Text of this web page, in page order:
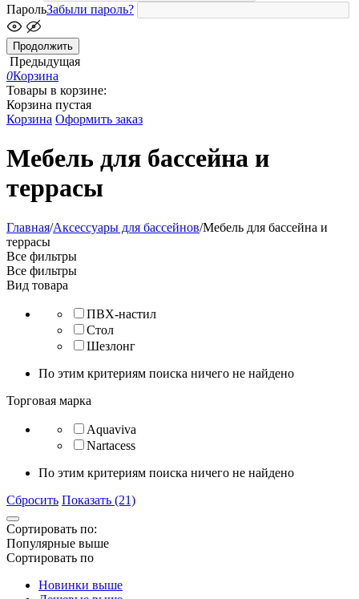
ПарольЗабыли пароль?
Продолжить
Предыдущая
0Корзина
Товары в корзине:
Корзина пустая
Корзина Оформить заказ
Мебель для бассейна и
террасы
Главная/Аксессуары для бассейнов/Мебель для бассейна и
террасы
Все фильтры
Все фильтры
Вид товара
ПВХ-настил
Стол
Шезлонг
По этим критериям поиска ничего не найдено
Торговая марка
Aquaviva
Nartacess
По этим критериям поиска ничего не найдено
Сбросить Показать (21)
Сортировать по:
Популярные выше
Сортировать по
Новинки выше